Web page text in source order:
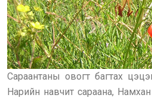
Сараантаны овогт багтах
Нарийн навчит сараана,